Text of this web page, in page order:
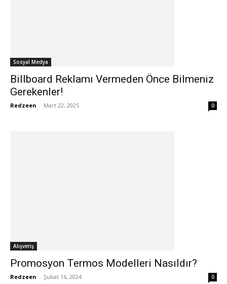
Sosyal Medya
Billboard Reklamı Vermeden Önce Bilmeniz
Gerekenler!
Redzeen - Mart 22, 2025 0
Alışveriş
Promosyon Termos Modelleri Nasıldır?
Redzeen - Şubat 16, 2024 0